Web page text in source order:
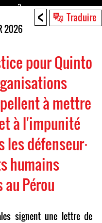
< Traduire
2026
pour Quinto
à mettre
à l'impunité
défenseur⸱
humains
Pérou
signent une lettre de
?